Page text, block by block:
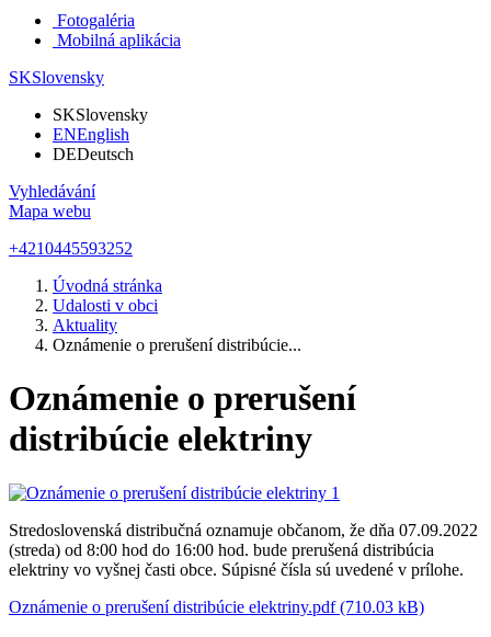
Fotogaléria
Mobilná aplikácia
SKSlovensky
SKSlovensky
ENEnglish
DEDeutsch
Vyhledávání
Mapa webu
+4210445593252
Úvodná stránka
Udalosti v obci
Aktuality
Oznámenie o prerušení distribúcie...
Oznámenie o prerušení
distribúcie elektriny
Stredoslovenská distribučná oznamuje občanom, že dňa 07.09.2022
(streda) od 8:00 hod do 16:00 hod. bude prerušená distribúcia
elektriny vo vyšnej časti obce. Súpisné čísla sú uvedené v prílohe.
Oznámenie o prerušení distribúcie elektriny.pdf (710.03 kB)